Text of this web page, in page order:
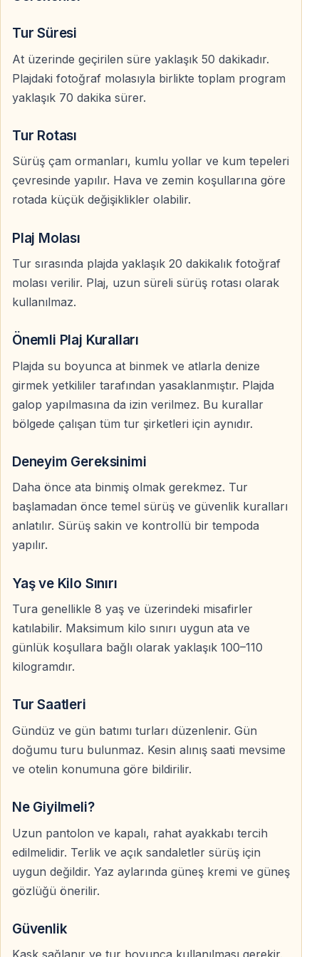
belirlenir. Belek bölgesindeki otellerden gidiş ve dönüş
transferi sağlanır.
Sürüş Süresi
fotoğraf molası ve kısa hazırlık süreciyle birlikte
program yaklaşık 70 dakika sürer.
Grubun ilerleme hızı, katılımcıların deneyimi ve günlük
zemin koşulları tur süresinde küçük değişikliklere
neden olabilir.
Sıkça Sorulan Sorular
Daha önce ata binmedim, tura katılabilir miyim?
Evet. Belek at binme turu ilk kez ata binecek misafirler
için uygundur. Tur başlamadan önce temel sürüş ve
güvenlik bilgileri verilir.
Tur rotası nereden geçiyor?
Rota ağırlıklı olarak çam ormanları, kumlu yollar ve
doğal kum tepeleri çevresinden geçer.
Plajda at biniliyor mu?
Plaj bölümü yaklaşık 20 dakikalık fotoğraf molası için
kullanılır. Plajda uzun süreli sürüş yapılmaz.
Atlarla su boyunca ilerleniyor mu?
yerel yetkililer tarafından yasaklanmıştır.
Plajda galop yapılabilir mi?
bölgede faaliyet gösteren tüm tur şirketleri için aynıdır.
Turun tamamı ne kadar sürüyor?
Program, sürüş ve plajdaki fotoğraf molasıyla birlikte
Asıl sürüş süresi yaklaşık 50 dakikadır.
Çocuklar tura katılabilir mi?
Kesin karar çocuğun boyu, kilosu ve güvenli şekilde ata
binebilmesine göre verilir.
Tur Süresi
At üzerinde geçirilen süre yaklaşık 50 dakikadır.
Plajdaki fotoğraf molasıyla birlikte toplam program
yaklaşık 70 dakika sürer.
Tur Rotası
Sürüş çam ormanları, kumlu yollar ve kum tepeleri
çevresinde yapılır. Hava ve zemin koşullarına göre
rotada küçük değişiklikler olabilir.
Plaj Molası
Tur sırasında plajda yaklaşık 20 dakikalık fotoğraf
molası verilir. Plaj, uzun süreli sürüş rotası olarak
kullanılmaz.
Önemli Plaj Kuralları
Plajda su boyunca at binmek ve atlarla denize
girmek yetkililer tarafından yasaklanmıştır. Plajda
galop yapılmasına da izin verilmez. Bu kurallar
bölgede çalışan tüm tur şirketleri için aynıdır.
Deneyim Gereksinimi
Daha önce ata binmiş olmak gerekmez. Tur
başlamadan önce temel sürüş ve güvenlik kuralları
anlatılır. Sürüş sakin ve kontrollü bir tempoda
yapılır.
Yaş ve Kilo Sınırı
Tura genellikle 8 yaş ve üzerindeki misafirler
katılabilir. Maksimum kilo sınırı uygun ata ve
günlük koşullara bağlı olarak yaklaşık 100–110
kilogramdır.
Tur Saatleri
Gündüz ve gün batımı turları düzenlenir. Gün
doğumu turu bulunmaz. Kesin alınış saati mevsime
ve otelin konumuna göre bildirilir.
Ne Giyilmeli?
Uzun pantolon ve kapalı, rahat ayakkabı tercih
edilmelidir. Terlik ve açık sandaletler sürüş için
uygun değildir. Yaz aylarında güneş kremi ve güneş
gözlüğü önerilir.
Güvenlik